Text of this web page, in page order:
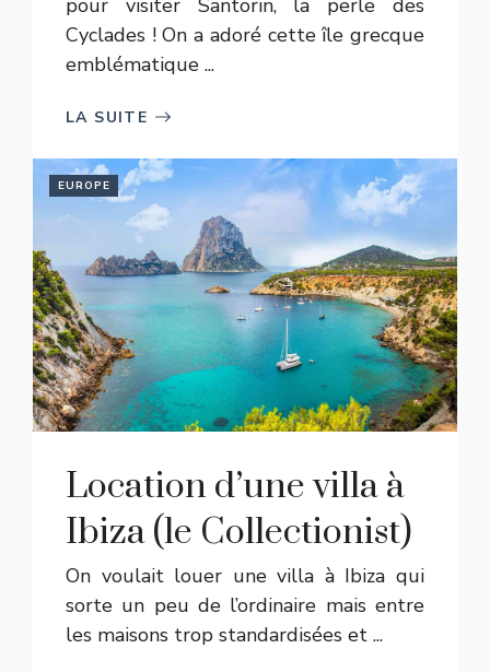
Cyclades ! On a adoré cette île grecque
emblématique ...
LA SUITE
EUROPE
Location d’une villa à
Ibiza (le Collectionist)
On voulait louer une villa à Ibiza qui
sorte un peu de l’ordinaire mais entre
les maisons trop standardisées et ...